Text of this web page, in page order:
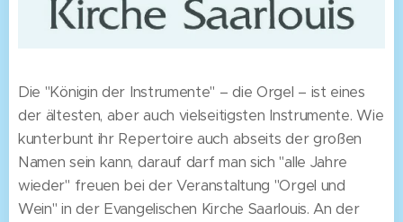
Die "Königin der Instrumente" – die Orgel – ist eines
der ältesten, aber auch vielseitigsten Instrumente. Wie
kunterbunt ihr Repertoire auch abseits der großen
Namen sein kann, darauf darf man sich "alle Jahre
wieder" freuen bei der Veranstaltung "Orgel und
Wein" in der Evangelischen Kirche Saarlouis. An der